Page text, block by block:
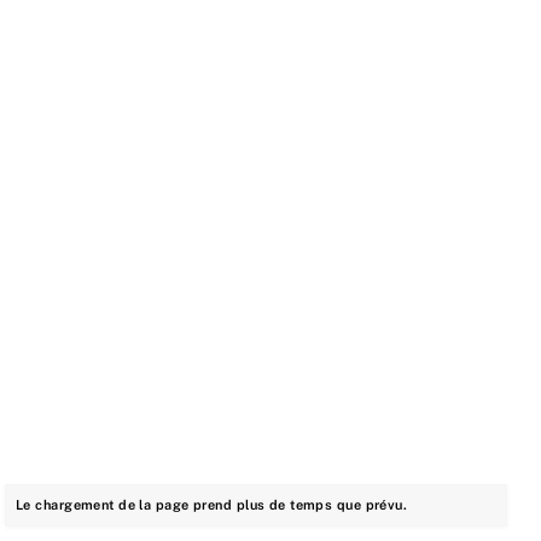
Le chargement de la page prend plus de temps que prévu.